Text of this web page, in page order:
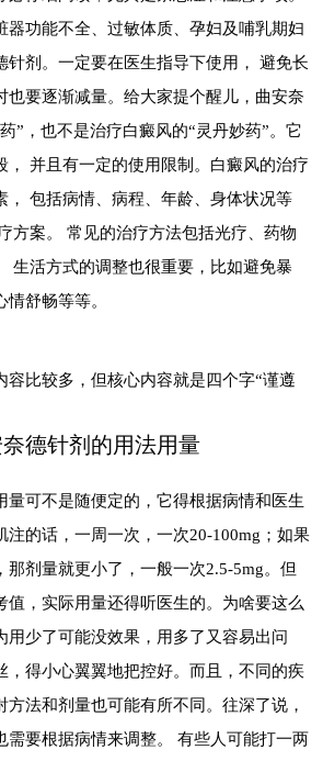
器功能不全、过敏体质、孕妇及哺乳期妇
针剂。一定要在医生指导下使用， 避免长
也要逐渐减量。给大家提个醒儿，曲安奈
”，也不是治疗白癜风的“灵丹妙药”。它
， 并且有一定的使用限制。白癜风的治疗
， 包括病情、病程、年龄、身体状况等
方案。 常见的治疗方法包括光疗、药物
生活方式的调整也很重要，比如避免暴
舒畅等等。
容比较多，但核心内容就是四个字“谨遵
德针剂的用法用量
量可不是随便定的，它得根据病情和医生
注的话，一周一次，一次20-100mg；如果
那剂量就更小了，一般一次2.5-5mg。但
值，实际用量还得听医生的。为啥要这么
用少了可能没效果，用多了又容易出问
，得小心翼翼地把控好。而且，不同的疾
法和剂量也可能有所不同。往深了说，
需要根据病情来调整。 有些人可能打一两